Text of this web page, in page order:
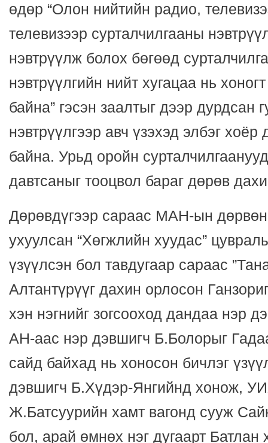
өдөр “Олон нийтийн радио,
телевизээр сурталчилгааны
нэвтрүүлж болох бөгөөд
нэвтрүүлгийн нийт хугацаа нь
байна” гэсэн заалтыг дээр дурдсан
нэвтрүүлгээр авч үзэхэд элбэг хоёр
байна. Урьд оройн
давтсаныг тооцвол бараг дөрөв
Дөрөвдүгээр сараас МАН-ын
ухуулсан “Хөгжлийн хуудас”
үзүүлсэн бол тавдугаар сараас
Алтантүрүүг дахин орлосон
хэн нэгнийг зогсооход дандаа нэр
АН-аас нэр дэвшигч Б.Болорыг
сайд байхад нь хоносон бичлэг
дэвшигч Б.Хүдэр-Янгийнд хонож,
Ж.Батсуурийн хамт вагонд сууж
бол, арай өмнөх нэг дугаарт